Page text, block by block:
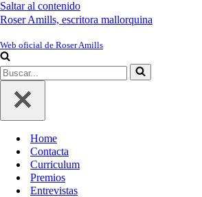
Saltar al contenido
Roser Amills, escritora mallorquina
Web oficial de Roser Amills
Buscar...
Home
Contacta
Curriculum
Premios
Entrevistas